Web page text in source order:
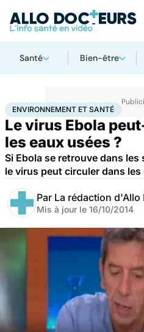
Santé Bien-être
AccueilBien-êtreEnvironnement et
ENVIRONNEMENT ET SANTÉ
Le virus Ebola
les eaux usées ?
Si Ebola se retrouve dans
le virus peut circuler dans les
Par La rédaction d'Allo
Mis à jour le 16/10/2014